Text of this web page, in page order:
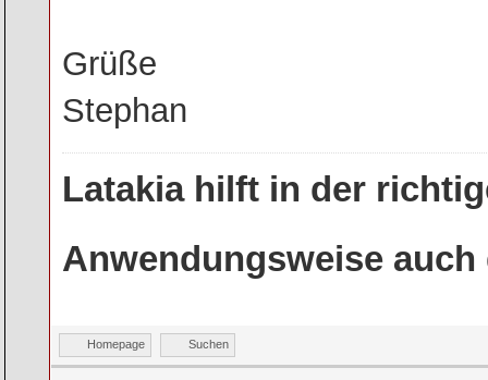
Grüße
Stephan
Latakia hilft in der
Anwendungsweise auch
Homepage Suchen